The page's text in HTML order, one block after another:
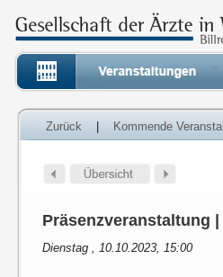
Zurück Kommende
Präsenzveranstaltung
Dienstag , 10.10.2023, 15:00